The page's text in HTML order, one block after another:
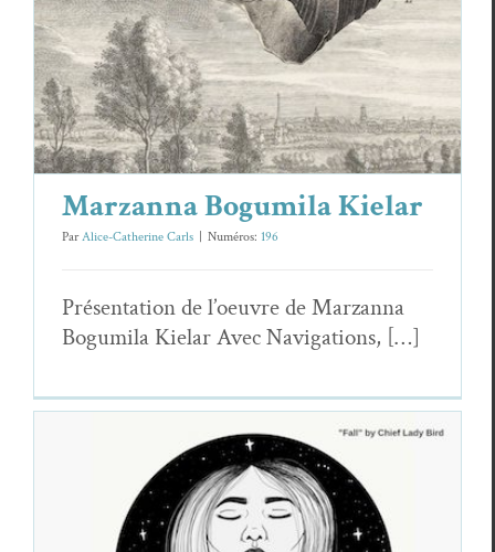
Marzanna Bogumila Kielar
ParAlice-Catherine Carls Numéros: 196
Présen­ta­tion de l’oeuvre de Marzan­na
Bogu­mi­la Kielar Avec Navigations, […]